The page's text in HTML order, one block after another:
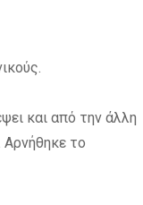
και από την άλλη
Αρνήθηκε το